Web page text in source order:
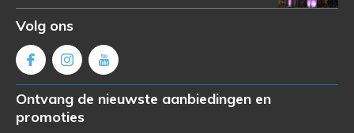
Volg ons
Ontvang de nieuwste aanbiedingen en
promoties